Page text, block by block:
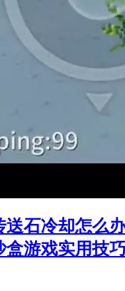
送石冷却怎么
盒游戏实用技